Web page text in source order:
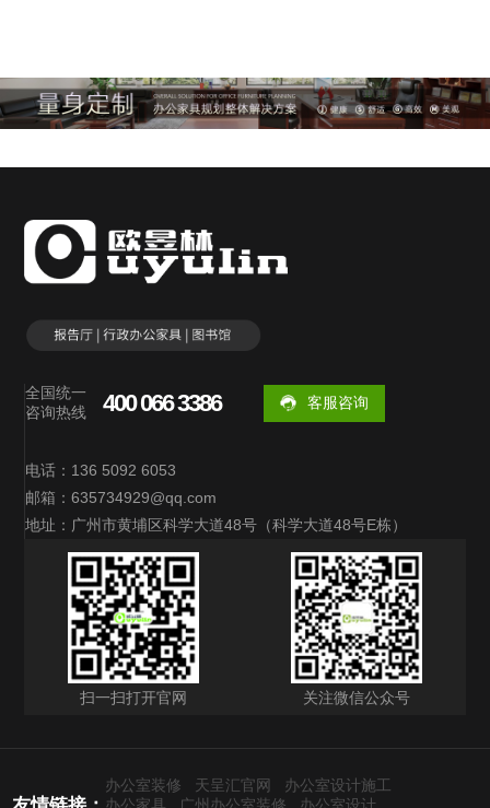
全国统一
咨询热线
400 066 3386 客服咨询
电话：136 5092 6053
邮箱：635734929@qq.com
地址：广州市黄埔区科学大道48号（科学大道48号E栋）
扫一扫打开官网 关注微信公众号
办公室装修 天呈汇官网
办公室设计施工
办公家具
广州办公室装修 办公室设计